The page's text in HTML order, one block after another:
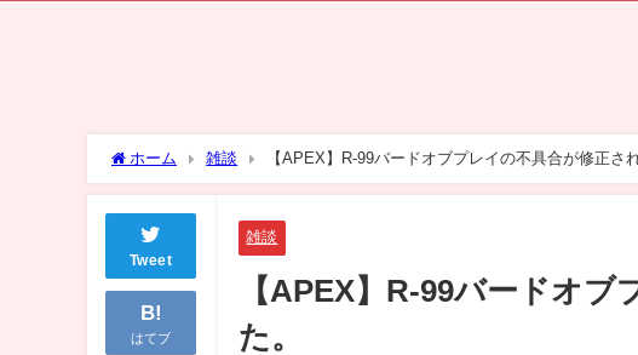
ホーム 雑談 【APEX】R-99バードオブプレイの不具合が修正さ
Tweet
B!
はてブ
雑談
【APEX】R-99バードオ
た。